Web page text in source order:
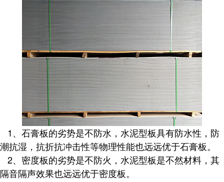
1、石膏板的劣势是不防水，水泥型板具有防水性，防
潮抗湿，抗折抗冲击性等物理性能也远远优于石膏板。
2、密度板的劣势是不防火，水泥型板是不然材料，其
隔音隔声效果也远远优于密度板。